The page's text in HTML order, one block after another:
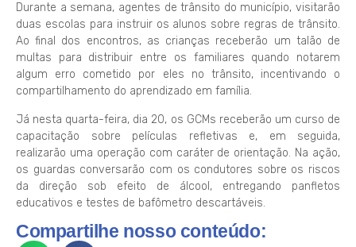
Durante a semana, agentes de trânsito do município, visitarão
duas escolas para instruir os alunos sobre regras de trânsito.
Ao final dos encontros, as crianças receberão um talão de
multas para distribuir entre os familiares quando notarem
algum erro cometido por eles no trânsito, incentivando o
compartilhamento do aprendizado em família.
Já nesta quarta-feira, dia 20, os GCMs receberão um curso de
capacitação sobre películas refletivas e, em seguida,
realizarão uma operação com caráter de orientação. Na ação,
os guardas conversarão com os condutores sobre os riscos
da direção sob efeito de álcool, entregando panfletos
educativos e testes de bafômetro descartáveis.
Compartilhe nosso conteúdo: